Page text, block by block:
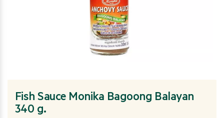
Fish Sauce Monika Bagoong Balayan
340 g.